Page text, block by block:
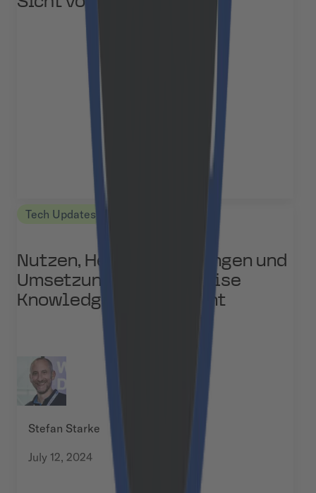
Tech Updates
Nutzen, Herausforderungen und
Umsetzung von Enterprise
Knowledge Management
Stefan Starke
July 12, 2024